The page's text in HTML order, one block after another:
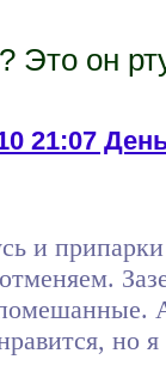
Это он
21:07
и
но я